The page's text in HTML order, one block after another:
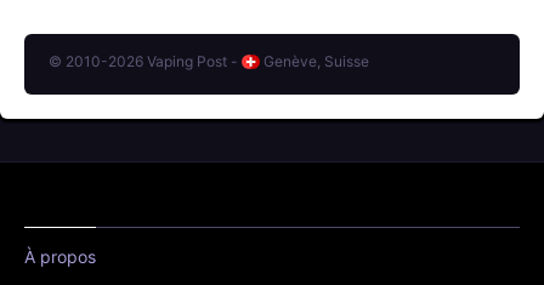
© 2010-2026 Vaping Post - Genève, Suisse
À propos